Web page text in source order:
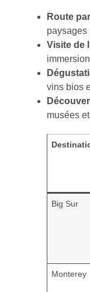
Route
paysages
Visite de
vins bios
musées
Big Sur
Monterey